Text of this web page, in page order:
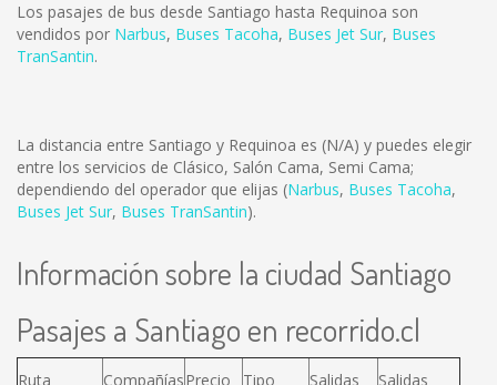
Los pasajes de bus desde Santiago hasta Requinoa son
vendidos por Narbus, Buses Tacoha, Buses Jet Sur, Buses
TranSantin.
La distancia entre Santiago y Requinoa es (N/A) y puedes elegir
entre los servicios de Clásico, Salón Cama, Semi Cama;
dependiendo del operador que elijas (Narbus, Buses Tacoha,
Buses Jet Sur, Buses TranSantin).
Información sobre la ciudad Santiago
Pasajes a Santiago en recorrido.cl
Ruta CompañíasPrecio Tipo Salidas Salidas